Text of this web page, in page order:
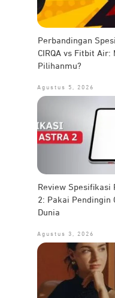
Perbandingan
CIRQA vs Fitbit Air:
Pilihanmu?
Agustus 5, 2026
Review Spesifikasi
2: Pakai Pendingin
Dunia
Agustus 3, 2026